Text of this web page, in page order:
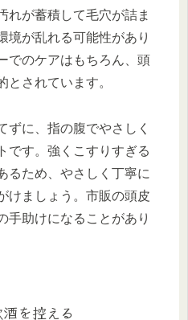
れが蓄積して毛穴が詰ま
境が乱れる可能性があり
でのケアはもちろん、頭
とされています。
ずに、指の腹でやさしく
です。強くこすりすぎる
るため、やさしく丁寧に
けましょう。市販の頭皮
手助けになることがあり
を控える